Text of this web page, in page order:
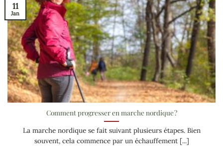
Comment progresser en marche nordique ?
La marche nordique se fait suivant plusieurs étapes. Bien
souvent, cela commence par un échauffement [...]
11
Jan